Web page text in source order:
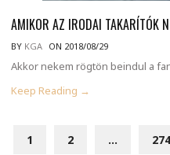
AMIKOR AZ IRODAI TAKARÍTÓK
BY KGA ON 2018/08/29
Akkor nekem rögtön beindul a
Keep Reading →
1 2 … 274